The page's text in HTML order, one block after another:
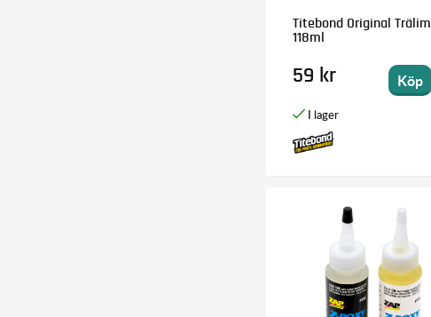
Titebond Original Trälim
118ml
59 kr Köp